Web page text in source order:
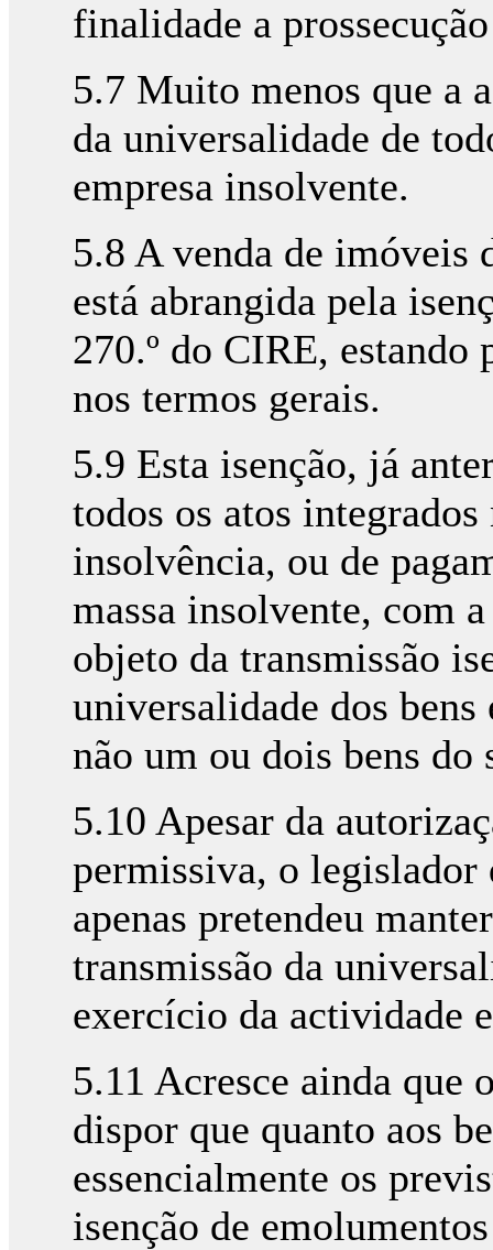
finalidade a
5.7 Muito menos que a
da universalidade de
empresa insolvente.
5.8 A venda de imóveis
está abrangida pela
270.º do CIRE,
nos termos gerais.
5.9 Esta isenção, já
todos os atos
insolvência, ou de
massa insolvente, com
objeto da transmissão
universalidade dos
não um ou dois bens do
5.10 Apesar da
permissiva, o legislador
apenas pretendeu
transmissão da
exercício da actividade
5.11 Acresce ainda que
dispor que quanto aos
essencialmente os
isenção de